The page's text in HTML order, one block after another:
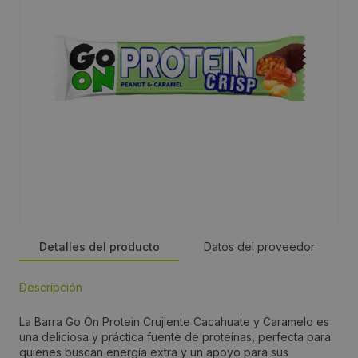
Detalles del producto Datos del proveedor
Descripción
La Barra Go On Protein Crujiente Cacahuate y Caramelo es
una deliciosa y práctica fuente de proteínas, perfecta para
quienes buscan energía extra y un apoyo para sus
Inês Loureiro